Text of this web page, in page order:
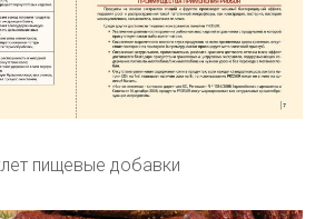
пищевые добавки